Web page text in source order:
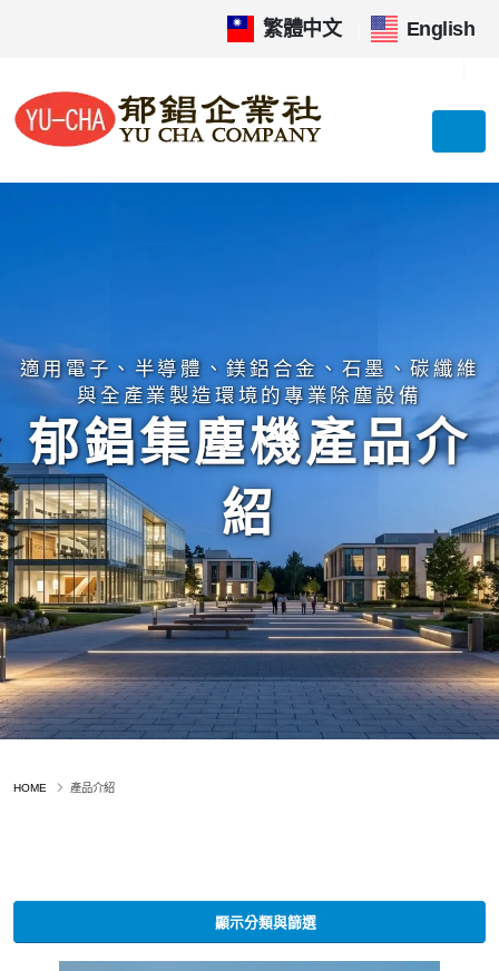
繁體中文 English
適用電子、半導體、鎂鋁合金、石墨、碳纖維
與全產業製造環境的專業除塵設備
郁錩集塵機產品介
紹
HOME 產品介紹
顯示分類與篩選